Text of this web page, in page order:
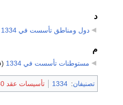
د
دول ومناطق تأسست في 1334
م
مستوطنات تأسست في 1334
تصنيفان:
1334 تأسيسات عقد 1330